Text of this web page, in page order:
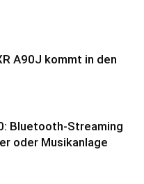
A90J kommt in den
Bluetooth-Streaming
oder Musikanlage